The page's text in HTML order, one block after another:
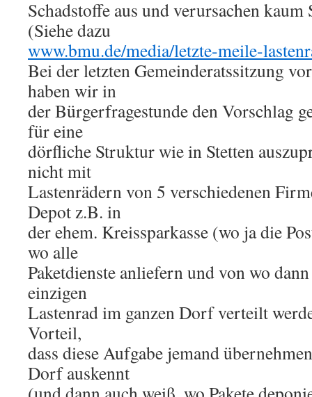
Schadstoffe aus und verursachen
(Siehe dazu
www.bmu.de/media/letzte-meile-
Bei der letzten Gemeinderatssitzung
haben wir in
der Bürgerfragestunde den Vorschlag
für eine
dörfliche Struktur wie in Stetten
nicht mit
Lastenrädern von 5 verschiedenen
Depot z.B. in
der ehem. Kreissparkasse (wo ja die
wo alle
Paketdienste anliefern und von wo
einzigen
Lastenrad im ganzen Dorf verteilt
Vorteil,
dass diese Aufgabe jemand
Dorf auskennt